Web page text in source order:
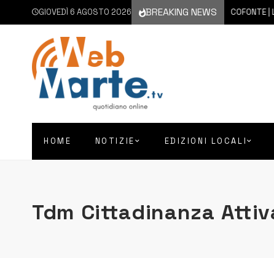
GIOVEDÌ 6 AGOSTO 2026 BREAKING NEWS
6 AGOSTO 2026 FRANCOFONTE | LA
HOME NOTIZIE EDIZIONI LOCALI
Tdm Cittadinanza